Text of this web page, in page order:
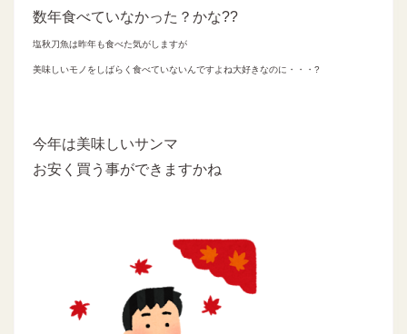
数年食べていなかった？かな??
塩秋刀魚は昨年も食べた気がしますが
美味しいモノをしばらく食べていないんですよね大好きなのに・・・?
今年は美味しいサンマ
お安く買う事ができますかね